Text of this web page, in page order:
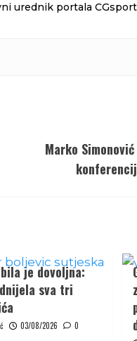
urednik portala
Marko
je dovoljna:
sva tri
03/08/2026 0